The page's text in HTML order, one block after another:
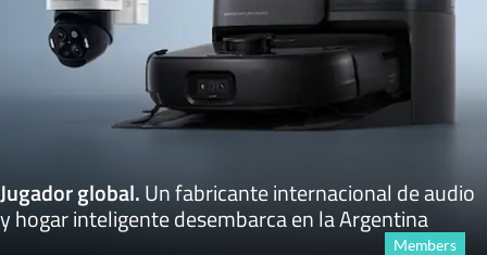
Jugador global.Un fabricante internacional de audio
y hogar inteligente desembarca en la Argentina
Members